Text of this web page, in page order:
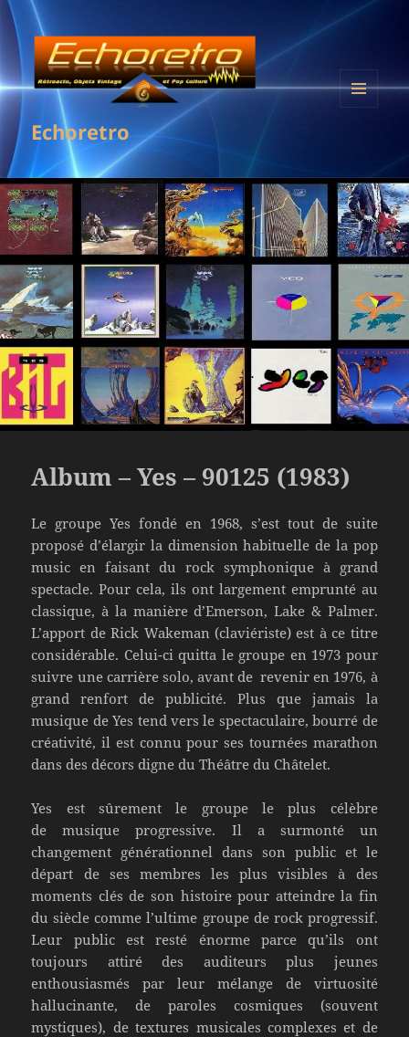
Echoretro
Album – Yes – 90125 (1983)
Le groupe Yes fondé en 1968, s’est tout de suite
proposé d’élargir la dimension habituelle de la pop
music en faisant du rock symphonique à grand
spectacle. Pour cela, ils ont largement emprunté au
classique, à la manière d’Emerson, Lake & Palmer.
L’apport de Rick Wakeman (claviériste) est à ce titre
considérable. Celui-ci quitta le groupe en 1973 pour
suivre une carrière solo, avant de revenir en 1976, à
grand renfort de publicité. Plus que jamais la
musique de Yes tend vers le spectaculaire, bourré de
créativité, il est connu pour ses tournées marathon
dans des décors digne du Théâtre du Châtelet.
Yes est sûrement le groupe le plus célèbre
de musique progressive. Il a surmonté un
changement générationnel dans son public et le
départ de ses membres les plus visibles à des
moments clés de son histoire pour atteindre la fin
du siècle comme l’ultime groupe de rock progressif.
Leur public est resté énorme parce qu’ils ont
toujours attiré des auditeurs plus jeunes
enthousiasmés par leur mélange de virtuosité
hallucinante, de paroles cosmiques (souvent
mystiques), de textures musicales complexes et de